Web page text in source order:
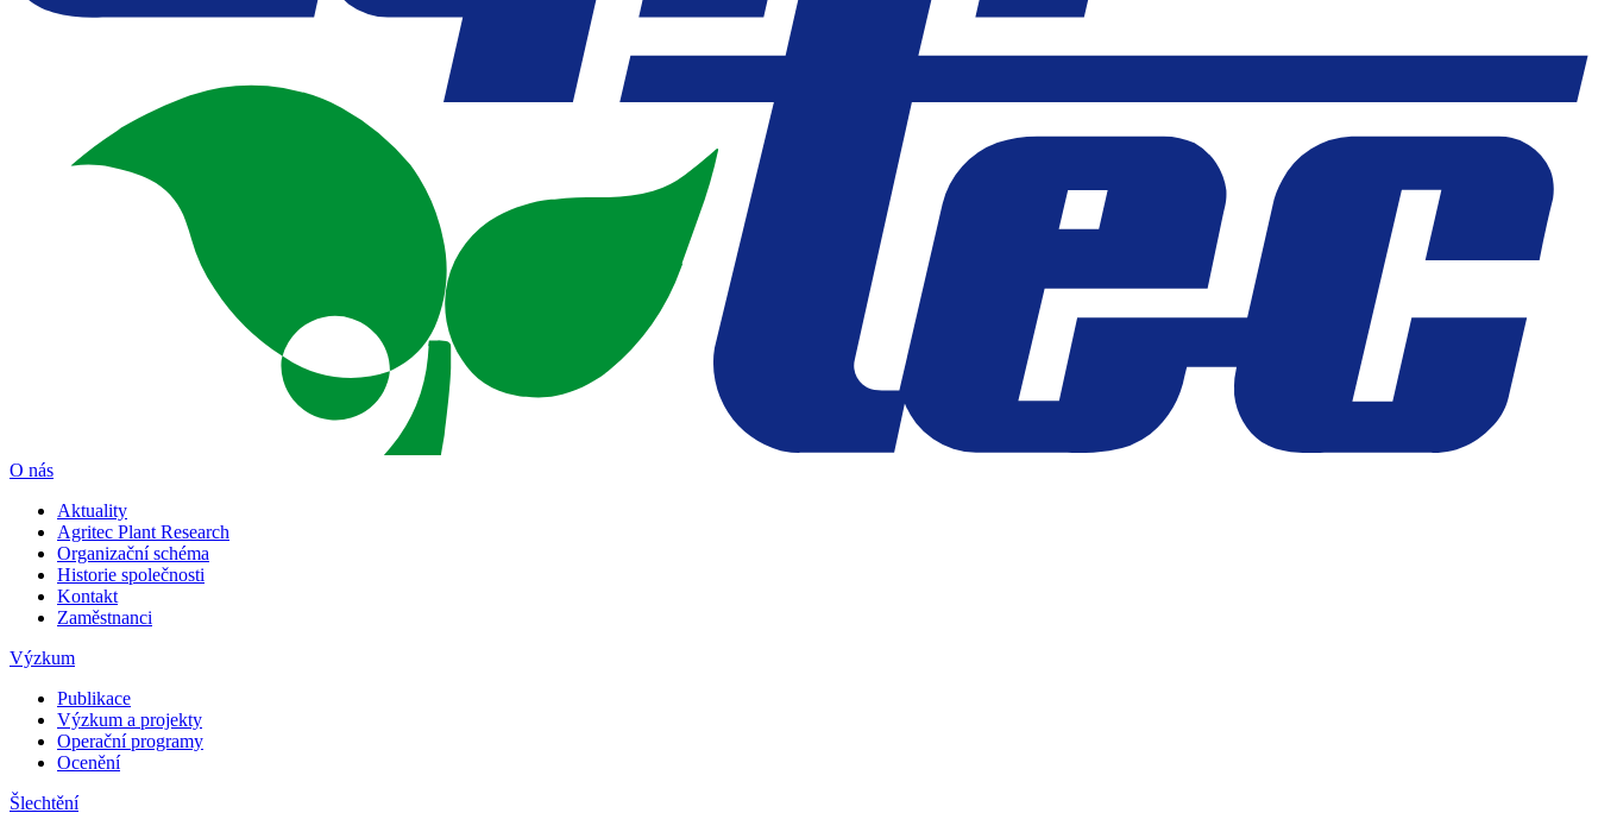
O nás
Aktuality
Agritec Plant Research
Organizační schéma
Historie společnosti
Kontakt
Zaměstnanci
Výzkum
Publikace
Výzkum a projekty
Operační programy
Ocenění
Šlechtění